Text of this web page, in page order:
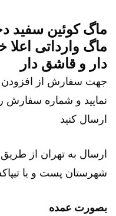
ماگ کوئین سفید
ماگ وارداتی
دار و قاشق دار
جهت سفارش از افزودن
ارسال کنید
ارسال به تهران از
شهرستان پست و یا
بصورت عمده